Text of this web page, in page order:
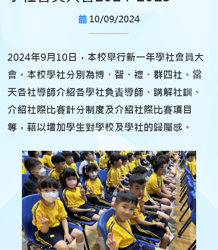
10/09/2024
2024年9月10日，本校舉行新一年學社會員大
會。本校學社分別為博、智、禮、群四社。當
天各社導師介紹各學社負責導師、講解社訓、
介紹社際比賽計分制度及介紹社際比賽項目
等，藉以增加學生對學校及學社的歸屬感。